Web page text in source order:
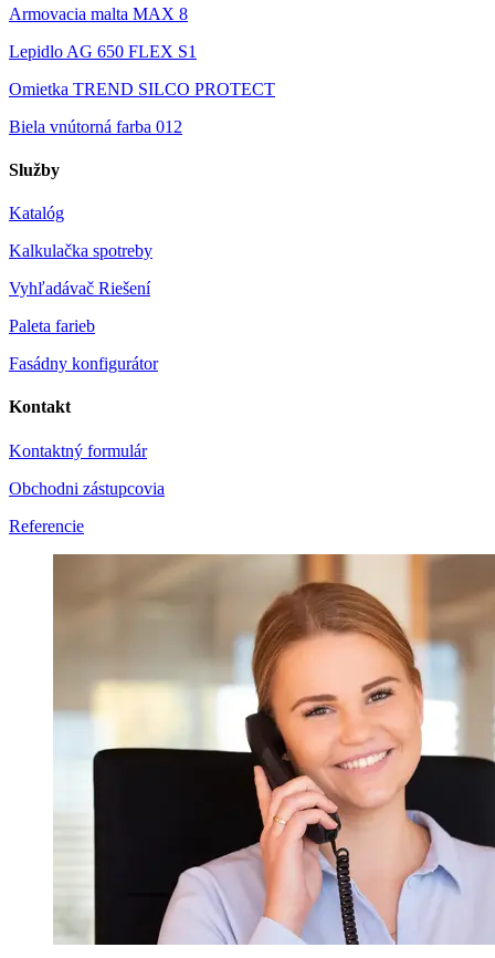
Armovacia malta MAX 8
Lepidlo AG 650 FLEX S1
Omietka TREND SILCO PROTECT
Biela vnútorná farba 012
Služby
Katalóg
Kalkulačka spotreby
Vyhľadávač Riešení
Paleta farieb
Fasádny konfigurátor
Kontakt
Kontaktný formulár
Obchodni zástupcovia
Referencie